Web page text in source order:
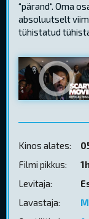
“pärand“. Oma
absoluutselt
tühistatud
Kinos alates:
Filmi pikkus:
Levitaja:
Lavastaja: